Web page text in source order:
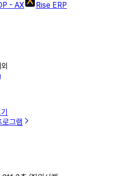
- AX Rise ERP
그램